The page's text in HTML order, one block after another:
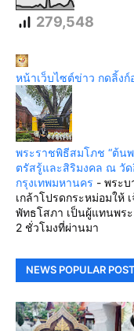
279,548
หน้าเว็บไซต์ข่าว กดลิ้งก์
พระราชพิธีสมโภช “ต้น
ตรัสรู้และสิริมงคล ณ วั
กรุงเทพมหานคร - พระบ
เกล้าโปรดกระหม่อมให้
พัทธโสภา เป็นผู้แทนพร
2 ชั่วโมงที่ผ่านมา
NEWS POPULAR